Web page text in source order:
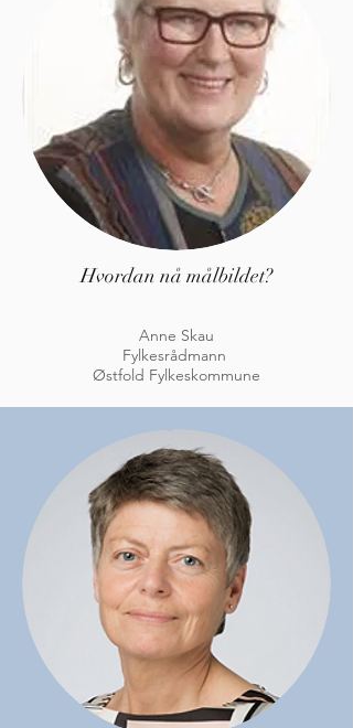
Hvordan nå målbildet?
Anne Skau
Fylkesrådmann
Østfold Fylkeskommune